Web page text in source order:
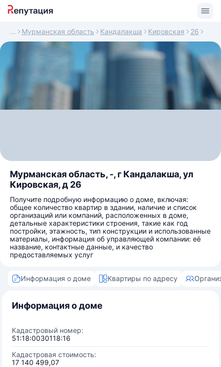
Мурманская область Кандалакша Кировская 26
Мурманская область, -, г Кандалакша, ул
Кировская, д 26
Получите подробную информацию о доме, включая:
общее количество квартир в здании, наличие и список
организаций или компаний, расположенных в доме,
детальные характеристики строения, такие как год
постройки, этажность, тип конструкции и использованные
материалы, информация об управляющей компании: её
название, контактные данные, и качество
предоставляемых услуг
Информация о доме Квартиры по адресу
Информация о доме
Кадастровый номер:
51:18:0030118:16
Кадастровая стоимость:
17 140 499,07